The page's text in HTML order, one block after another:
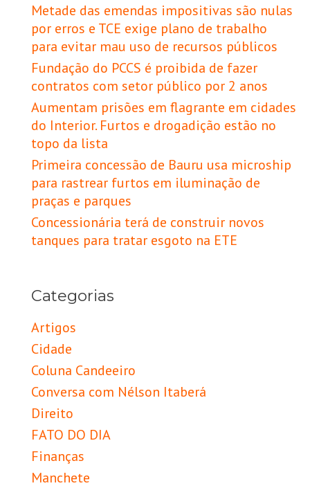
Metade das emendas impositivas são nulas
por erros e TCE exige plano de trabalho
para evitar mau uso de recursos públicos
Fundação do PCCS é proibida de fazer
contratos com setor público por 2 anos
Aumentam prisões em flagrante em cidades
do Interior. Furtos e drogadição estão no
topo da lista
Primeira concessão de Bauru usa microship
para rastrear furtos em iluminação de
praças e parques
Concessionária terá de construir novos
tanques para tratar esgoto na ETE
Categorias
Artigos
Cidade
Coluna Candeeiro
Conversa com Nélson Itaberá
Direito
FATO DO DIA
Finanças
Manchete